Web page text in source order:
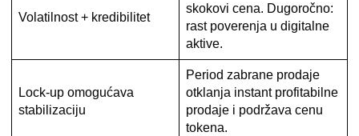
Volatilnost + kredibilitet
skokovi cena. Dugoročno:
rast poverenja u digitalne
aktive.
Lock-up omogućava
stabilizaciju
Period zabrane prodaje
otklanja instant profitabilne
prodaje i podržava cenu
tokena.